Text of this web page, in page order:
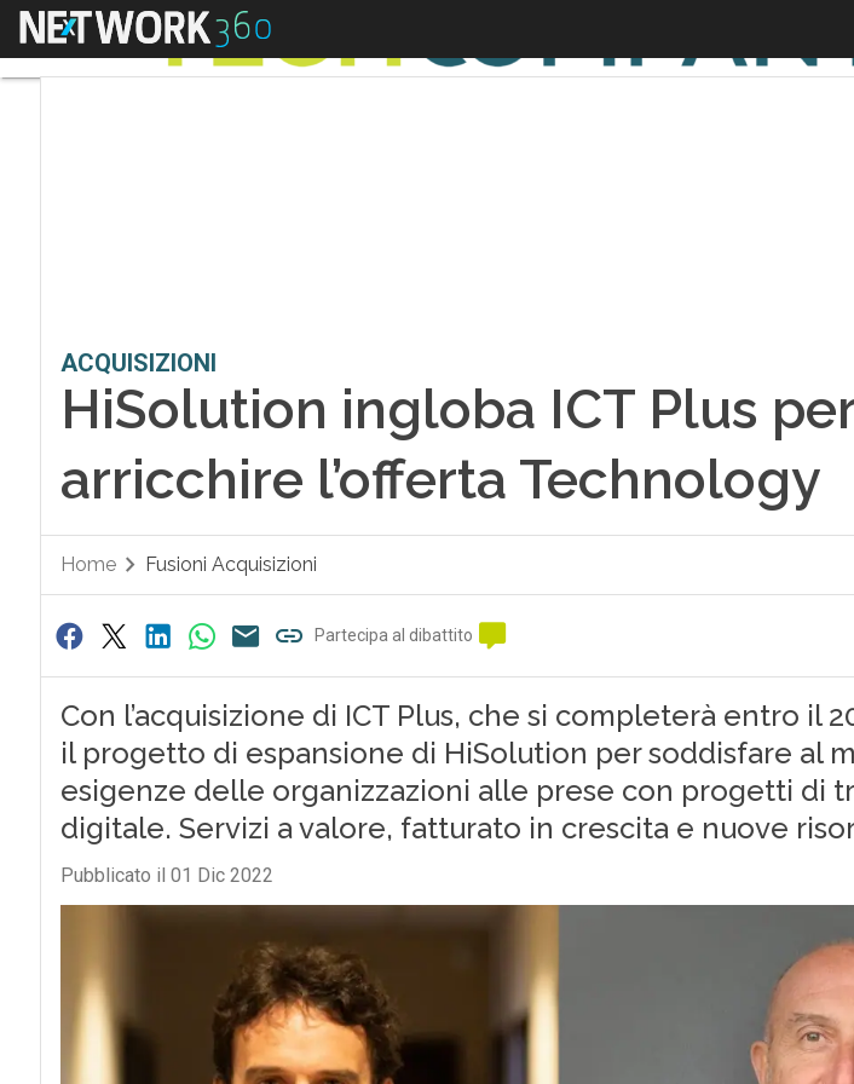
Menu
ACQUISIZIONI
HiSolution ingloba ICT Plus
arricchire l’offerta Technology
Home Fusioni Acquisizioni
Partecipa al dibattito
Con l’acquisizione di ICT Plus, che si completerà entro il
il progetto di espansione di HiSolution per soddisfare al
esigenze delle organizzazioni alle prese con progetti di
digitale. Servizi a valore, fatturato in crescita e nuove
Pubblicato il 01 Dic 2022